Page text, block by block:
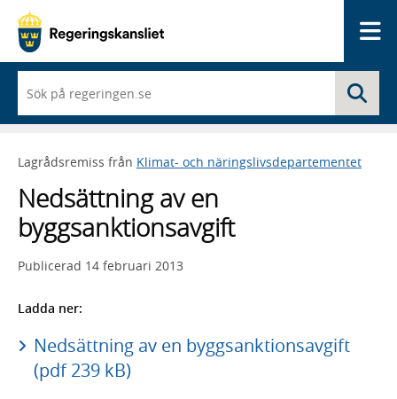
du
börjar
skriva
framträder
lista
med
sökförslag
Lagrådsremiss från Klimat- och näringslivsdepartementet
Nedsättning av en
byggsanktionsavgift
Publicerad 14 februari 2013
Ladda ner:
Nedsättning av en byggsanktionsavgift
(pdf 239 kB)